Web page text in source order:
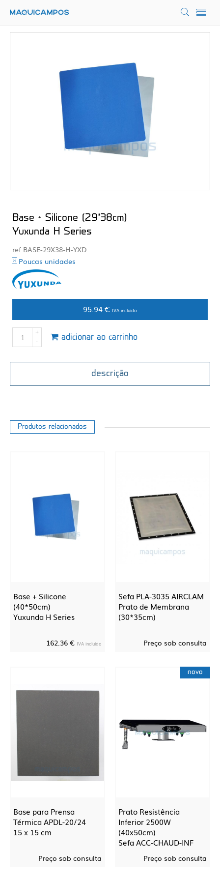
Base + Silicone (29*38cm)
Yuxunda H Series
ref BASE-29X38-H-YXD
Poucas unidades
95.94 € IVA incluído
adicionar ao carrinho
descrição
Produtos relacionados
Base + Silicone
(40*50cm)
Yuxunda H Series
162.36 € IVA incluído
Sefa PLA-3035 AIRCLAM
Prato de Membrana
(30*35cm)
Preço sob consulta
Base para Prensa
Térmica APDL-20/24
15 x 15 cm
Preço sob consulta
novo
Prato Resistência
Inferior 2500W
(40x50cm)
Sefa ACC-CHAUD-INF
Preço sob consulta